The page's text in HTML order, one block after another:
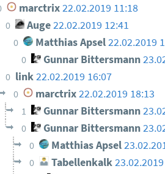
marctrix22.02.2019 11:18
0 Auge22.02.2019 12:41
0 Matthias Apsel 22.02.2019
0 Gunnar Bittersmann
0 link22.02.2019 16:07
0 marctrix 22.02.2019 18:13
1 Gunnar Bittersmann
0 Gunnar Bittersmann
0 Matthias Apsel
0 Tabellenkalk